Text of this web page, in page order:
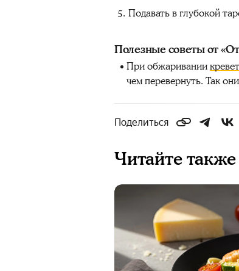
Подавать в глубокой
Полезные советы от
При обжаривании
чем перевернуть. Так
Поделиться
Читайте также